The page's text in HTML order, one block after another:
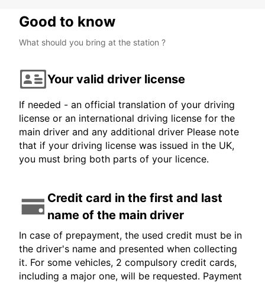
Good to know
What should you bring at the station ?
Your valid driver license
If needed - an official translation of your driving
license or an international driving license for the
main driver and any additional driver Please note
that if your driving license was issued in the UK,
you must bring both parts of your licence.
Credit card in the first and last
name of the main driver
In case of prepayment, the used credit must be in
the driver's name and presented when collecting
it. For some vehicles, 2 compulsory credit cards,
including a major one, will be requested. Payment